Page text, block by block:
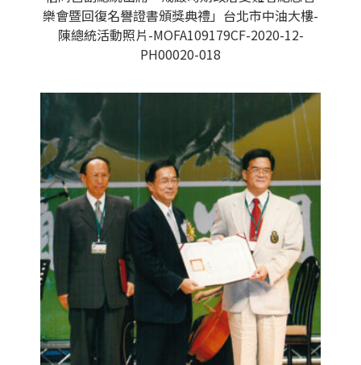
樂會暨回復名譽證書頒獎典禮」台北市中油大樓-
陳總統活動照片-MOFA109179CF-2020-12-
PH00020-018